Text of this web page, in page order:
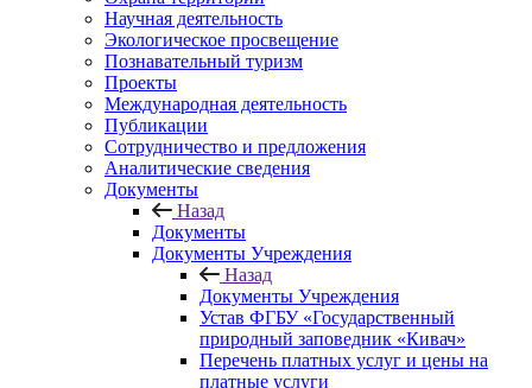
Научная деятельность
Экологическое просвещение
Познавательный туризм
Проекты
Международная деятельность
Публикации
Сотрудничество и предложения
Аналитические сведения
Документы
Назад
Документы
Документы Учреждения
Назад
Документы Учреждения
Устав ФГБУ «Государственный
природный заповедник «Кивач»
Перечень платных услуг и цены на
платные услуги